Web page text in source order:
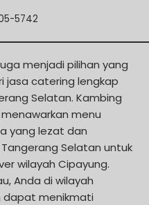
5742
menjadi pilihan yang
jasa catering lengkap
Selatan. Kambing
menu
yang lezat dan
Selatan untuk
wilayah Cipayung.
Anda di wilayah
dapat menikmati